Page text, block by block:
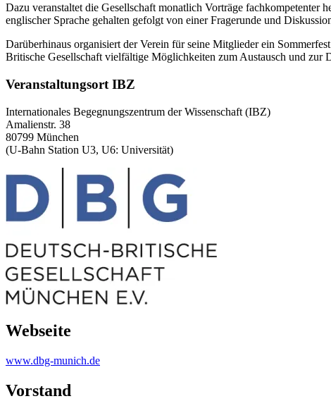
Dazu veranstaltet die Gesellschaft monatlich Vorträge fachkompetenter
englischer Sprache gehalten gefolgt von einer Fragerunde und
Darüberhinaus organisiert der Verein für seine Mitglieder ein
Britische Gesellschaft vielfältige Möglichkeiten zum Austausch und zur
Veranstaltungsort IBZ
Internationales Begegnungszentrum der Wissenschaft (IBZ)
Amalienstr. 38
80799 München
(U-Bahn Station U3, U6: Universität)
Webseite
www.dbg-munich.de
Vorstand